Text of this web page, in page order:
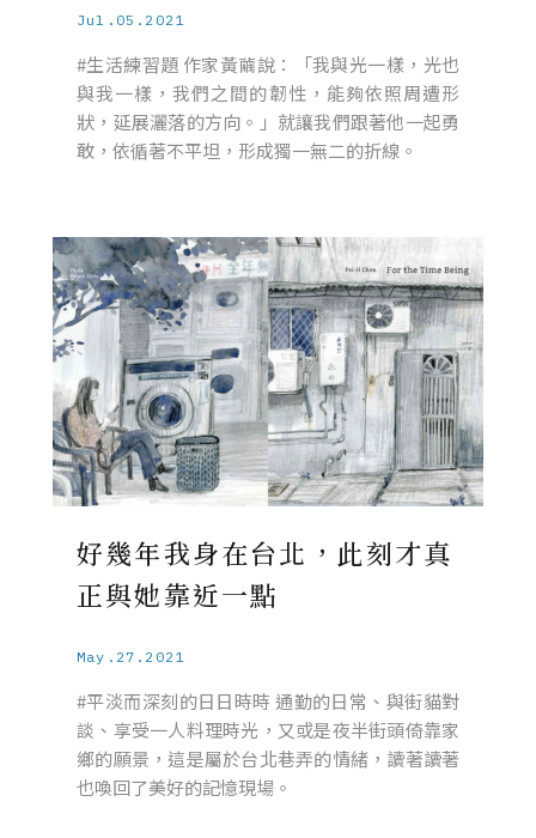
Jul.05.2021
#生活練習題 作家黃繭說：「我與光一樣，光也
與我一樣，我們之間的韌性，能夠依照周遭形
狀，延展灑落的方向。」就讓我們跟著他一起勇
敢，依循著不平坦，形成獨一無二的折線。
好幾年我身在台北，此刻才真
正與她靠近一點
May.27.2021
#平淡而深刻的日日時時 通勤的日常、與街貓對
談、享受一人料理時光，又或是夜半街頭倚靠家
鄉的願景，這是屬於台北巷弄的情緒，讀著讀著
也喚回了美好的記憶現場。